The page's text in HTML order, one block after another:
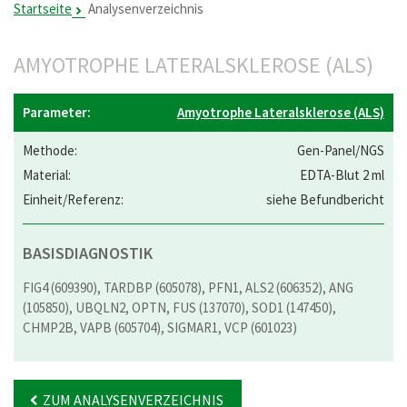
Startseite Analysenverzeichnis
AMYOTROPHE LATERALSKLEROSE (ALS)
Amyotrophe Lateralsklerose (ALS)
Gen-Panel/NGS
EDTA-Blut 2 ml
siehe Befundbericht
BASISDIAGNOSTIK
FIG4 (609390), TARDBP (605078), PFN1, ALS2 (606352), ANG
(105850), UBQLN2, OPTN, FUS (137070), SOD1 (147450),
CHMP2B, VAPB (605704), SIGMAR1, VCP (601023)
ZUM ANALYSENVERZEICHNIS